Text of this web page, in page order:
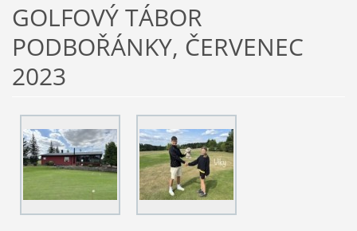
GOLFOVÝ TÁBOR
PODBOŘÁNKY, ČERVENEC
2023